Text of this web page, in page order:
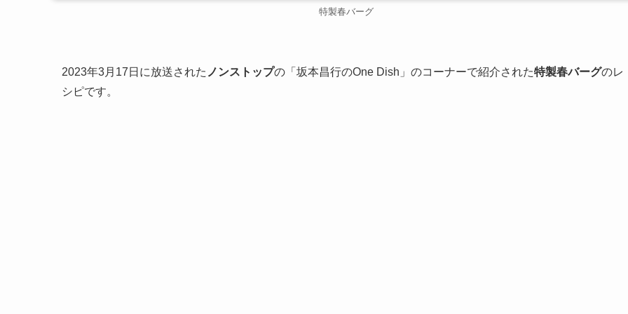
特製春バーグ
2023年3月17日に放送された ノンストップの「坂本昌行のOne Dish」のコーナーで紹介された特製春バーグのレ
シピです。